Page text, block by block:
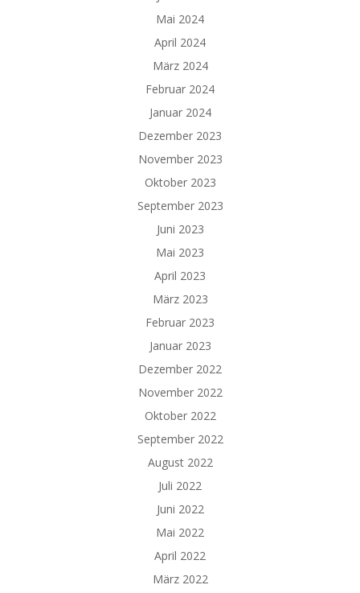
Mai 2024
April 2024
März 2024
Februar 2024
Januar 2024
Dezember 2023
November 2023
Oktober 2023
September 2023
Juni 2023
Mai 2023
April 2023
März 2023
Februar 2023
Januar 2023
Dezember 2022
November 2022
Oktober 2022
September 2022
August 2022
Juli 2022
Juni 2022
Mai 2022
April 2022
März 2022